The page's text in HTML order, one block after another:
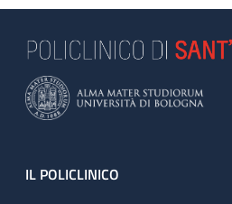
Footer
IL POLICLINICO